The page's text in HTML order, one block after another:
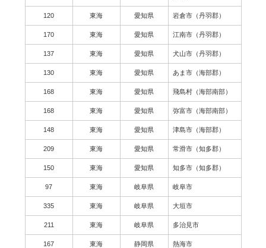
120 東海 愛知県 岩倉市（丹羽郡）
170 東海 愛知県 江南市（丹羽郡）
137 東海 愛知県 犬山市（丹羽郡）
130 東海 愛知県 あま市（海部郡）
168 東海 愛知県 飛島村（海部南部）
168 東海 愛知県 弥富市（海部南部）
148 東海 愛知県 津島市（海部郡）
209 東海 愛知県 常滑市（知多郡）
150 東海 愛知県 知多市（知多郡）
97 東海 岐阜県 岐阜市
335 東海 岐阜県 大垣市
211 東海 岐阜県 多治見市
167 東海 静岡県 熱海市